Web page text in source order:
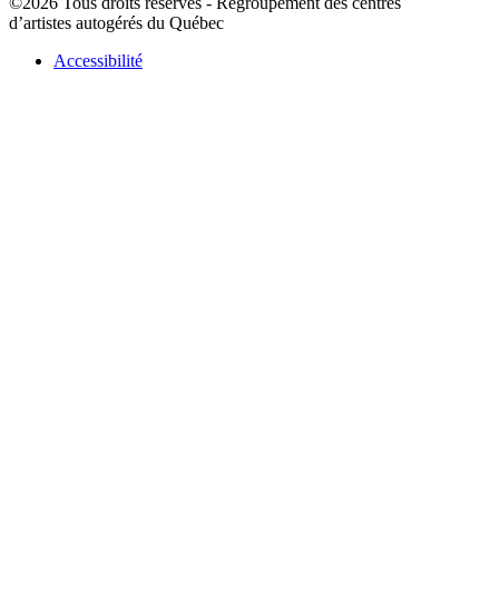
d’artistes autogérés du Québec
Accessibilité